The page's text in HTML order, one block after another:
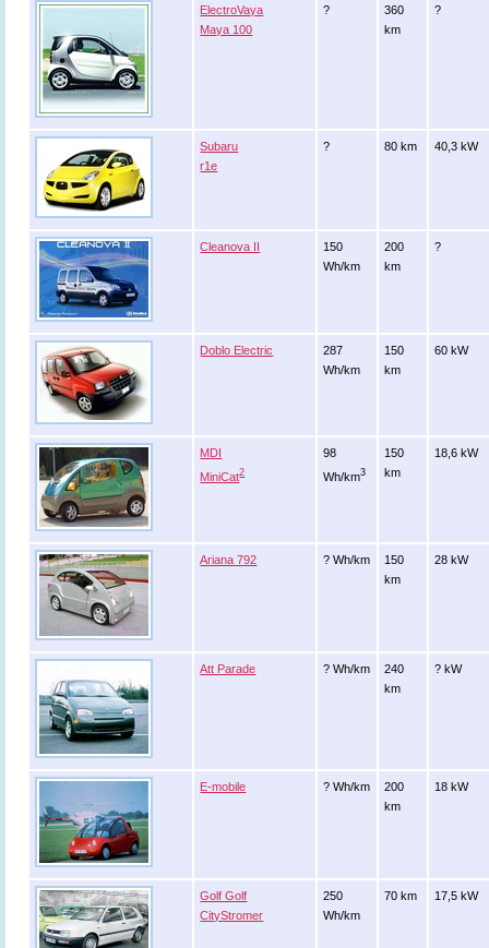
ElectroVaya
Maya 100
?
360
km
?
Subaru
r1e
? 80 km 40,3 kW
Cleanova II
150
Wh/km
200
km
?
Doblo Electric
287
Wh/km
150
km
60 kW
MDI
MiniCat2
98
Wh/km3
150
km
18,6 kW
Ariana 792 ? Wh/km
150
km
28 kW
Att Parade ? Wh/km
240
km
? kW
E-mobile ? Wh/km
200
km
18 kW
Golf Golf
CityStromer
250
Wh/km
70 km 17,5 kW